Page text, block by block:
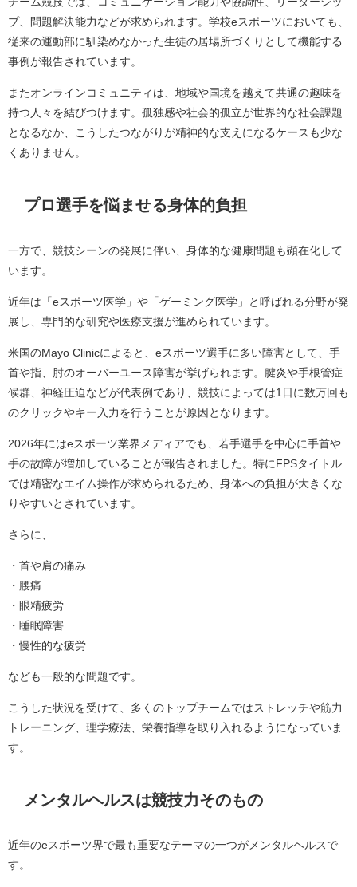
プ、問題解決能力などが求められます。学校eスポーツにおいても、
従来の運動部に馴染めなかった生徒の居場所づくりとして機能する
事例が報告されています。
またオンラインコミュニティは、地域や国境を越えて共通の趣味を
持つ人々を結びつけます。孤独感や社会的孤立が世界的な社会課題
となるなか、こうしたつながりが精神的な支えになるケースも少な
くありません。
プロ選手を悩ませる身体的負担
一方で、競技シーンの発展に伴い、身体的な健康問題も顕在化して
います。
近年は「eスポーツ医学」や「ゲーミング医学」と呼ばれる分野が発
展し、専門的な研究や医療支援が進められています。
米国のMayo Clinicによると、eスポーツ選手に多い障害として、手
首や指、肘のオーバーユース障害が挙げられます。腱炎や手根管症
候群、神経圧迫などが代表例であり、競技によっては1日に数万回も
のクリックやキー入力を行うことが原因となります。
2026年にはeスポーツ業界メディアでも、若手選手を中心に手首や
手の故障が増加していることが報告されました。特にFPSタイトル
では精密なエイム操作が求められるため、身体への負担が大きくな
りやすいとされています。
さらに、
・首や肩の痛み
・腰痛
・眼精疲労
・睡眠障害
・慢性的な疲労
なども一般的な問題です。
こうした状況を受けて、多くのトップチームではストレッチや筋力
トレーニング、理学療法、栄養指導を取り入れるようになっていま
す。
メンタルヘルスは競技力そのもの
近年のeスポーツ界で最も重要なテーマの一つがメンタルヘルスで
す。